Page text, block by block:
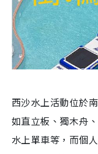
西沙水上活動位於
如直立板、獨木舟
水上單車等，而個